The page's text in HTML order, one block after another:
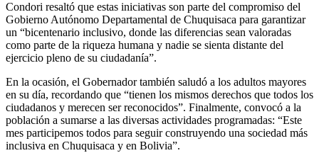
Condori resaltó que estas iniciativas son parte del compromiso del
Gobierno Autónomo Departamental de Chuquisaca para garantizar
un “bicentenario inclusivo, donde las diferencias sean valoradas
como parte de la riqueza humana y nadie se sienta distante del
ejercicio pleno de su ciudadanía”.
En la ocasión, el Gobernador también saludó a los adultos mayores
en su día, recordando que “tienen los mismos derechos que todos los
ciudadanos y merecen ser reconocidos”. Finalmente, convocó a la
población a sumarse a las diversas actividades programadas: “Este
mes participemos todos para seguir construyendo una sociedad más
inclusiva en Chuquisaca y en Bolivia”.